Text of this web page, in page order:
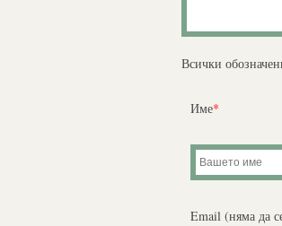
Всички
Име*
Email (няма да